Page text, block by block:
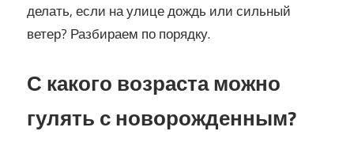
делать, если на улице дождь или сильный
ветер? Разбираем по порядку.
С какого возраста можно
гулять с новорожденным?